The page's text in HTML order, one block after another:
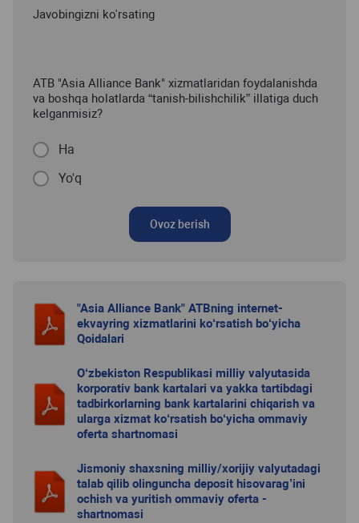
Javobingizni ko'rsating
ATB "Asia Alliance Bank" xizmatlaridan foydalanishda
va boshqa holatlarda “tanish-bilishchilik” illatiga duch
kelganmisiz?
Ha
Yo'q
Ovoz berish
"Asia Alliance Bank" ATBning internet-
ekvayring xizmatlarini ko‘rsatish bo‘yicha
Qoidalari
O‘zbekiston Respublikasi milliy valyutasida
korporativ bank kartalari va yakka tartibdagi
tadbirkorlarning bank kartalarini chiqarish va
ularga xizmat ko‘rsatish bo‘yicha ommaviy
oferta shartnomasi
Jismoniy shaxsning milliy/xorijiy valyutadagi
talab qilib olinguncha deposit hisovarag’ini
ochish va yuritish ommaviy oferta -
shartnomasi